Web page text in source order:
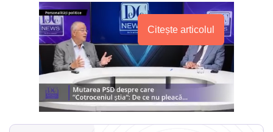
Citește articolul